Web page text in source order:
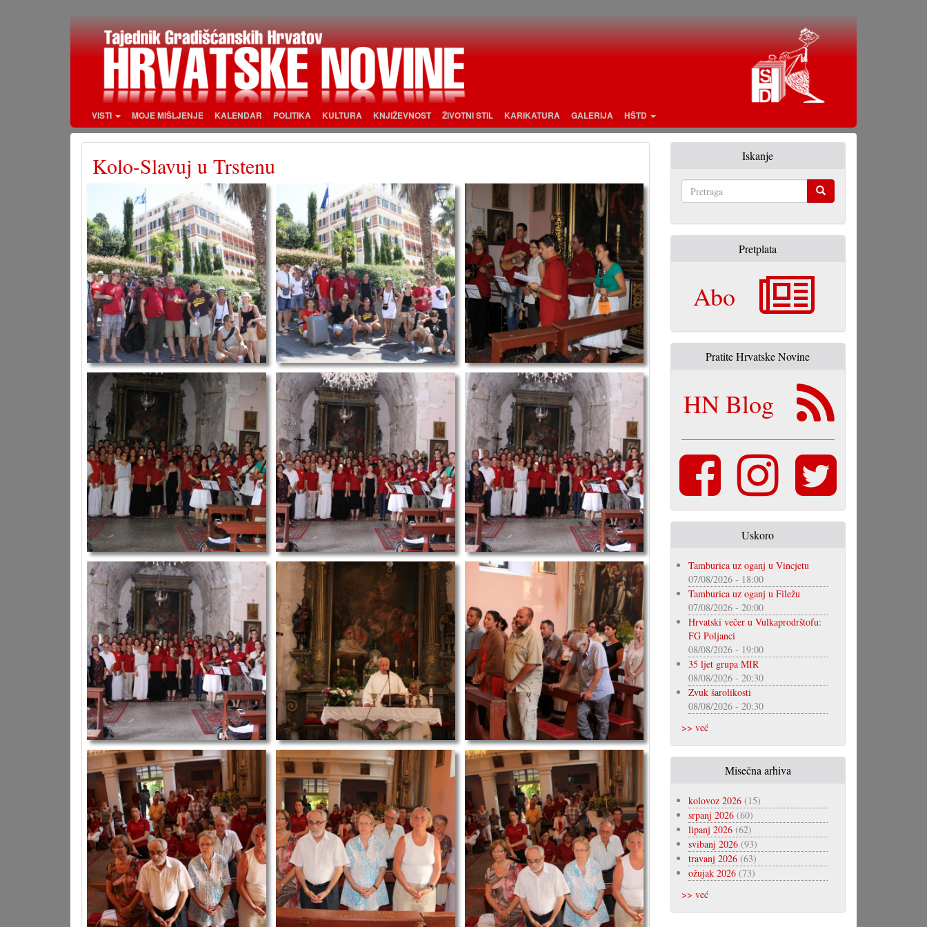
VISTI MOJE MIŠLJENJE KALENDAR POLITIKA KULTURA KNJIŽEVNOST ŽIVOTNI STIL KARIKATURA GALERIJA HŠTD
Kolo-Slavuj u Trstenu Iskanje
Pretplata
Abo
Pratite Hrvatske Novine
HN Blog
Uskoro
Tamburica uz oganj u Vincjetu
07/08/2026 - 18:00
Tamburica uz oganj u Filežu
07/08/2026 - 20:00
Hrvatski večer u Vulkaprodrštofu:
FG Poljanci
08/08/2026 - 19:00
35 ljet grupa MIR
08/08/2026 - 20:30
Zvuk šarolikosti
08/08/2026 - 20:30
>> već
Misečna arhiva
kolovoz 2026(15)
srpanj 2026(60)
lipanj 2026(62)
svibanj 2026(93)
travanj 2026(63)
ožujak 2026(73)
>> već